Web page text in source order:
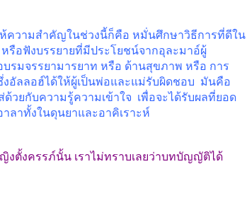
วามสำคัญในช่วงนี้ก็คือ หมั่นศึกษาวิธีการที่ดีใน
หรือฟังบรรยายที่มีประโยชน์จากอุละมาอ์ผู้
รมจรรยามารยาท หรือ ด้านสุขภาพ หรือ การ
อัลลอฮ์ได้ให้ผู้เป็นพ่อและแม่รับผิดชอบ มันคือ
ด้วยกับความรู้ความเข้าใจ เพื่อจะได้รับผลที่ยอด
ลาทั้งในดุนยาและอาคิเราะห์
งตั้งครรภ์นั้น เราไม่ทราบเลยว่าบทบัญญัติได้